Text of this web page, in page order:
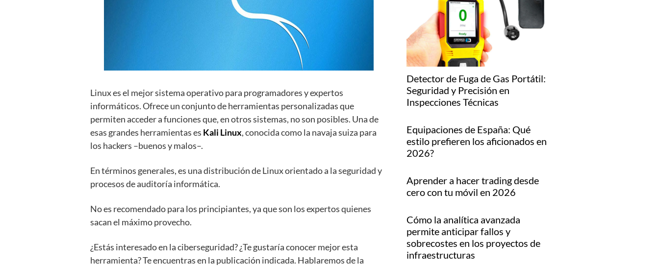
Linux es el mejor sistema operativo para programadores y expertos
informáticos. Ofrece un conjunto de herramientas personalizadas que
permiten acceder a funciones que, en otros sistemas, no son posibles. Una de
esas grandes herramientas es Kali Linux, conocida como la navaja suiza para
los hackers –buenos y malos–.
En términos generales, es una distribución de Linux orientado a la seguridad y
procesos de auditoría informática.
No es recomendado para los principiantes, ya que son los expertos quienes
sacan el máximo provecho.
¿Estás interesado en la ciberseguridad? ¿Te gustaría conocer mejor esta
herramienta? Te encuentras en la publicación indicada. Hablaremos de la
Detector de Fuga de Gas Portátil:
Seguridad y Precisión en
Inspecciones Técnicas
Equipaciones de España: Qué
estilo prefieren los aficionados en
2026?
Aprender a hacer trading desde
cero con tu móvil en 2026
Cómo la analítica avanzada
permite anticipar fallos y
sobrecostes en los proyectos de
infraestructuras